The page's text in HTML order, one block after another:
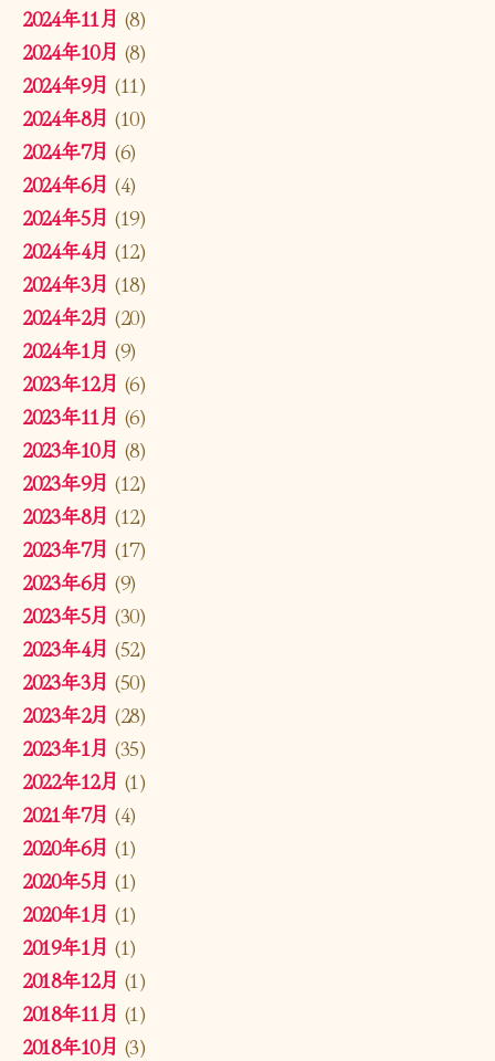
2024年11月 (8)
2024年10月 (8)
2024年9月 (11)
2024年8月 (10)
2024年7月 (6)
2024年6月 (4)
2024年5月 (19)
2024年4月 (12)
2024年3月 (18)
2024年2月 (20)
2024年1月 (9)
2023年12月 (6)
2023年11月 (6)
2023年10月 (8)
2023年9月 (12)
2023年8月 (12)
2023年7月 (17)
2023年6月 (9)
2023年5月 (30)
2023年4月 (52)
2023年3月 (50)
2023年2月 (28)
2023年1月 (35)
2022年12月 (1)
2021年7月 (4)
2020年6月 (1)
2020年5月 (1)
2020年1月 (1)
2019年1月 (1)
2018年12月 (1)
2018年11月 (1)
2018年10月 (3)